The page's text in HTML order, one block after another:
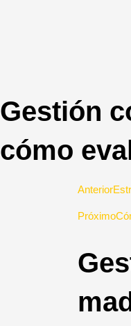
Gestión
cómo
Prev
Anterior
Próximo